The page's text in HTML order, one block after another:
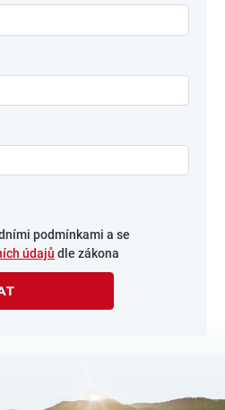
podmínkami a se
údajů dle zákona